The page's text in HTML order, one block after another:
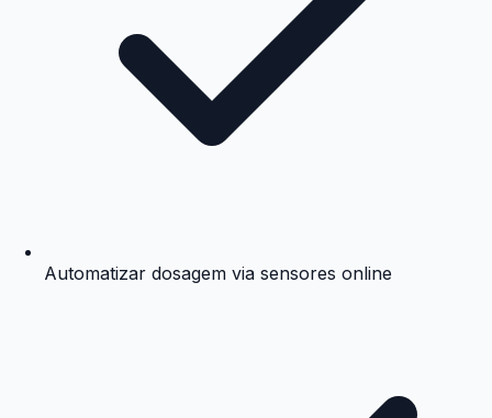
Automatizar dosagem via sensores online